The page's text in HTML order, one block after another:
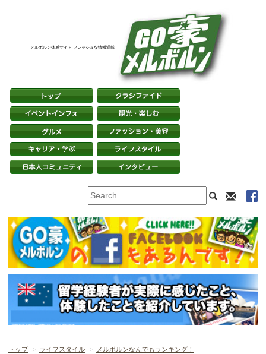
メルボルン体感サイト フレッシュな情報満載
トップ ライフスタイル
メルボルンなんでもランキング！